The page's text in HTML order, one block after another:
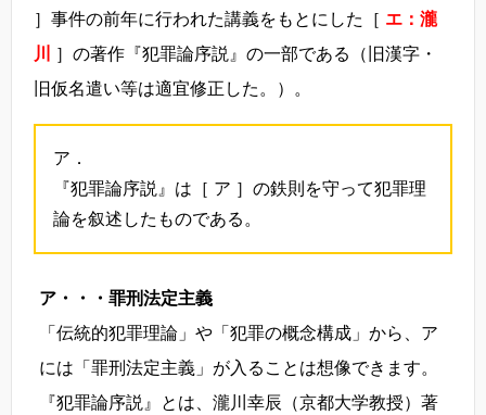
］事件の前年に行われた講義をもとにした［ エ：瀧
川
］の著作『犯罪論序説』の一部である（旧漢字・
旧仮名遣い等は適宜修正した。）。
ア．
『犯罪論序説』は［ ア ］の鉄則を守って犯罪理
論を叙述したものである。
ア・・・罪刑法定主義
「伝統的犯罪理論」や「犯罪の概念構成」から、ア
には「罪刑法定主義」が入ることは想像できます。
『犯罪論序説』とは、瀧川幸辰（京都大学教授）著